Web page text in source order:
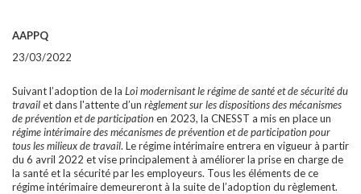
AAPPQ
23/03/2022
Suivant l’adoption de la Loi modernisant le régime de santé et de sécurité du
travailet dans l'attente d’un règlement sur les dispositions des mécanismes
de prévention et de participationen 2023, la CNESST a mis en place un
régime intérimaire des mécanismes de prévention et de participation pour
tous les milieux de travail. Le régime intérimaire entrera en vigueur à partir
du 6 avril 2022 et vise principalement à améliorer la prise en charge de
la santé et la sécurité par les employeurs. Tous les éléments de ce
régime intérimaire demeureront à la suite de l’adoption du règlement.